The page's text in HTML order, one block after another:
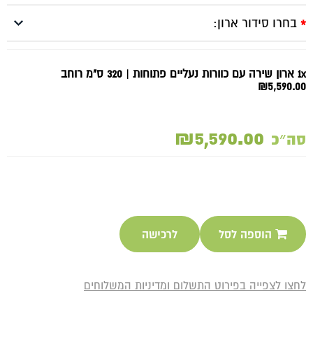
* בחרו סידור ארון:
1x ארון שירה עם כוורות נעליים פתוחות | 320 ס"מ רוחב
₪5,590.00
סה״כ ₪5,590.00
הוספה לסל לרכישה
לחצו לצפייה בפירוט התשלום ומדיניות המשלוחים